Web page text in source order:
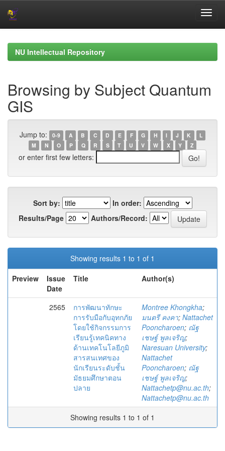
navigationNU Intellectual Repository
Browsing by Subject Quantum
GIS
Jump to: 0-9 A B C D E F G H I J K
L
M
N O P Q R S T U V W X Y Z
or enter first few letters:
Sort by:
In order:
Results/Page
Authors/Record:
Showing results 1 to 1 of 1
Preview
Issue
Date
Title Author(s)
2565
การพัฒนาทักษะ
การรับมือกับอุทกภัย
โดยใช้กิจกรรมการ
เรียนรู้เทคนิคทาง
ด้านเทคโนโลยีภูมิ
สารสนเทศของ
นักเรียนระดับชั้น
มัธยมศึกษาตอน
ปลาย
Montree Khongkha;
มนตรี คงคา; Nattachet
Pooncharoen; ณัฐ
เชษฐ์ พูลเจริญ;
Naresuan University;
Nattachet
Pooncharoen; ณัฐ
เชษฐ์ พูลเจริญ;
Nattachetp@nu.ac.th;
Nattachetp@nu.ac.th
Showing results 1 to 1 of 1